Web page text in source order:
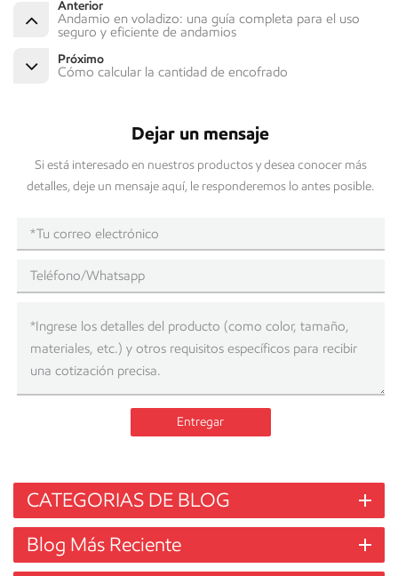
Anterior
Andamio en voladizo: una guía completa para el uso
seguro y eficiente de andamios
Próximo
Cómo calcular la cantidad de encofrado
Dejar un mensaje
Si está interesado en nuestros productos y desea conocer más
detalles, deje un mensaje aquí, le responderemos lo antes posible.
Entregar
CATEGORIAS DE BLOG
Blog Más Reciente